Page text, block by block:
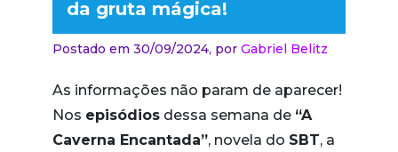
da gruta mágica!
Postado em 30/09/2024, por Gabriel Belitz
As informações não param de aparecer!
Nos episódios dessa semana de “A
Caverna Encantada”, novela do SBT, a